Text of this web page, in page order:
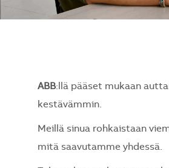
ABB:llä pääset mukaan
kestävämmin.
Meillä sinua rohkaistaan
mitä saavutamme yhdessä.